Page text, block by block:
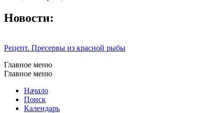
Новости:
Рецепт. Пресервы из красной рыбы
Главное меню
Главное меню
Начало
Поиск
Календарь